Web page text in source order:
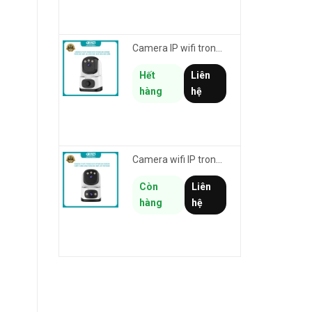
Camera IP wifi trong nhà VSTARCAM CS995M phân giải 2MP HD led trợ sáng - cảnh báo khói, gas, cháy
Hết
hàng
Liên
hệ
Còn
hàng
Liên
hệ